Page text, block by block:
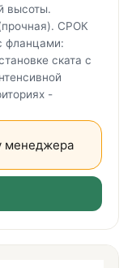
высоты.
СРОК
фланцами:
ската с
-
менеджера